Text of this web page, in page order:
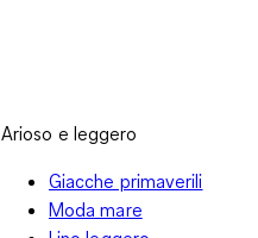
Arioso e leggero
Giacche primaverili
Moda mare